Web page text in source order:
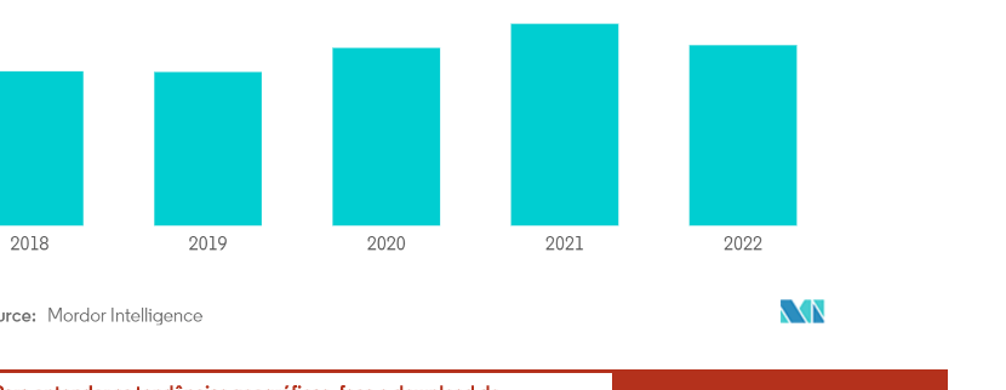
O reuso requer atribuição conforme CC BY 4.0.